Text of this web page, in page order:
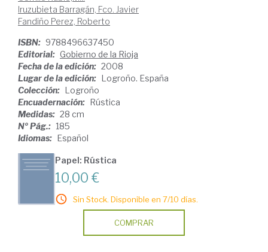
Iruzubieta Barragán, Fco. Javier
Fandiño Perez, Roberto
ISBN: 9788496637450
Editorial: Gobierno de la Rioja
Fecha de la edición: 2008
Lugar de la edición: Logroño. España
Colección: Logroño
Encuadernación: Rústica
Medidas: 28 cm
Nº Pág.: 185
Idiomas: Español
Papel: Rústica
10,00 €
Sin Stock. Disponible en 7/10 días.
COMPRAR